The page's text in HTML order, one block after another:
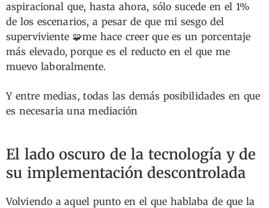
aspiracional que, hasta ahora, sólo sucede en el 1%
de los escenarios, a pesar de que mi sesgo del
superviviente 🧩me hace creer que es un porcentaje
más elevado, porque es el reducto en el que me
muevo laboralmente.
Y entre medias, todas las demás posibilidades en que
es necesaria una mediación
El lado oscuro de la tecnología y de
su implementación descontrolada
Volviendo a aquel punto en el que hablaba de que la